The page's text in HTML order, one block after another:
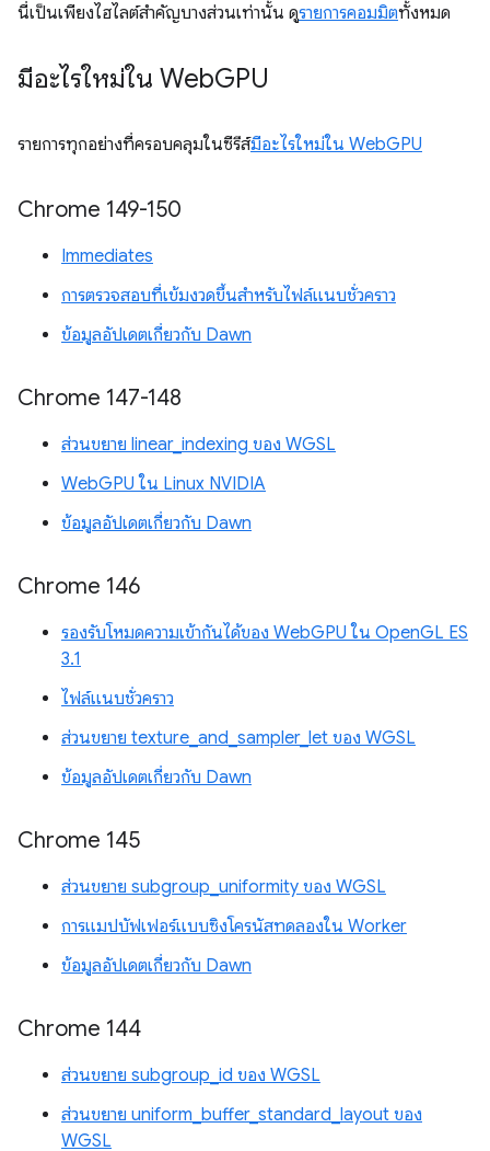
นี่เป็นเพียงไฮไลต์สำคัญบางส่วนเท่านั้น ดูรายการคอมมิตทั้งหมด
มีอะไรใหม่ใน WebGPU
รายการทุกอย่างที่ครอบคลุมในซีรีส์มีอะไรใหม่ใน WebGPU
Chrome 149-150
Immediates
การตรวจสอบที่เข้มงวดขึ้นสำหรับไฟล์แนบชั่วคราว
ข้อมูลอัปเดตเกี่ยวกับ Dawn
Chrome 147-148
ส่วนขยาย linear_indexing ของ WGSL
WebGPU ใน Linux NVIDIA
ข้อมูลอัปเดตเกี่ยวกับ Dawn
Chrome 146
รองรับโหมดความเข้ากันได้ของ WebGPU ใน OpenGL ES
3.1
ไฟล์แนบชั่วคราว
ส่วนขยาย texture_and_sampler_let ของ WGSL
ข้อมูลอัปเดตเกี่ยวกับ Dawn
Chrome 145
ส่วนขยาย subgroup_uniformity ของ WGSL
การแมปบัฟเฟอร์แบบซิงโครนัสทดลองใน Worker
ข้อมูลอัปเดตเกี่ยวกับ Dawn
Chrome 144
ส่วนขยาย subgroup_id ของ WGSL
ส่วนขยาย uniform_buffer_standard_layout ของ
WGSL